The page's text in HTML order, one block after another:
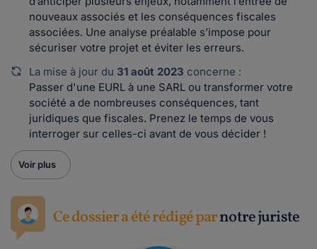
nouveaux associés et les conséquences fiscales
associées. Une analyse préalable s’impose pour
sécuriser votre projet et éviter les erreurs.
La mise à jour du 31 août 2023 concerne :
Passer d'une EURL à une SARL ou transformer votre
société a de nombreuses conséquences, tant
juridiques que fiscales. Prenez le temps de vous
interroger sur celles-ci avant de vous décider !
Voir plus
Ce dossier a été rédigé parnotre juriste